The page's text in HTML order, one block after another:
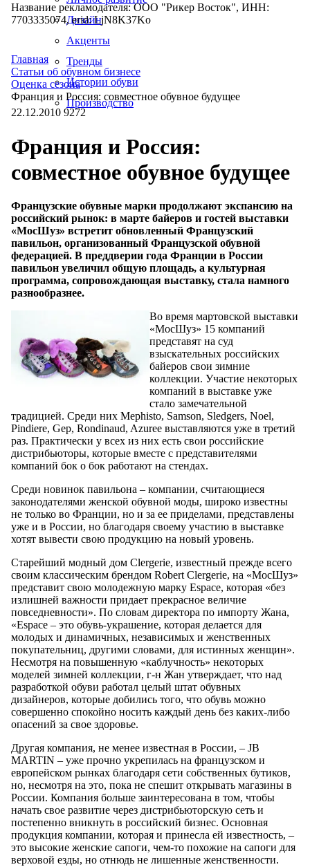
Дизайн
Акценты
Тренды
Истории обуви
Производство
Название рекламодателя: ООО "Рикер Восток", ИНН:
7703335074, erid: LjN8K37Ko
Главная
Статьи об обувном бизнесе
Оценка сезона
Франция и Россия: совместное обувное будущее
22.12.2010 9272
Франция и Россия:
совместное обувное будущее
Французские обувные марки продолжают экспансию на
российский рынок: в марте байеров и гостей выставки
«МосШуз» встретит обновленный Французский
павильон, ­организованный Французской обувной
федерацией. В преддверии года Франции в России
павильон увеличил общую площадь, а культурная
программа, сопровождающая выставку, стала намного
разнообразнее.
Во время мартовской выставки
«МосШуз» 15 компаний
представят на суд
взыскательных российских
байеров свои зимние
коллекции. Участие некоторых
компаний в выставке уже
стало замечательной
традицией. Среди них Mephisto, Samson, Sledgers, Noel,
Pindiere, Gep, Rondinaud, Azuree выставляются уже в третий
раз. Практически у всех из них есть свои российские
дистрибьюторы, которые вместе с представителями
компаний бок о бок работают на стендах.
Среди новинок павильона – компании, считающиеся
законодателями женской обувной моды, широко известны
не только во Франции, но и за ее приделами, представлены
уже и в России, но благодаря своему участию в выставке
хотят вывести свою продукцию на новый уровень.
Старейший модный дом Clergerie, известный прежде всего
своим классическим брендом Robert Clergerie, на «МосШуз»
представит свою молодежную марку Espace, которая «без
излишней важности придает прекрасное величие
повседневности». По словам директора по импорту Жана,
«Espace – это обувь-украшение, которая делается для
молодых и динамичных, независимых и женственных
покупательниц, другими словами, для истинных женщин».
Несмотря на повышенную «каблучность» некоторых
моделей зимней коллекции, г-н Жан утверждает, что над
разработкой обуви работал целый штат обувных
дизайнеров, которые добились того, что обувь можно
совершенно спокойно носить каждый день без каких-либо
опасений за свое здоровье.
Другая компания, не менее известная в России, – JB
MARTIN – уже прочно укрепилась на французском и
европейском рынках благодаря сети собственных бутиков,
но, несмотря на это, пока не спешит открывать магазины в
России. Компания больше заинтересована в том, чтобы
начать свое развитие через дистрибьюторскую сеть и
постепенно вникнуть в российский бизнес. Основная
продукция компании, которая и принесла ей известность, –
это высокие женские сапоги, чем-то похожие на сапоги для
верховой езды, но отнюдь не лишенные женственности.